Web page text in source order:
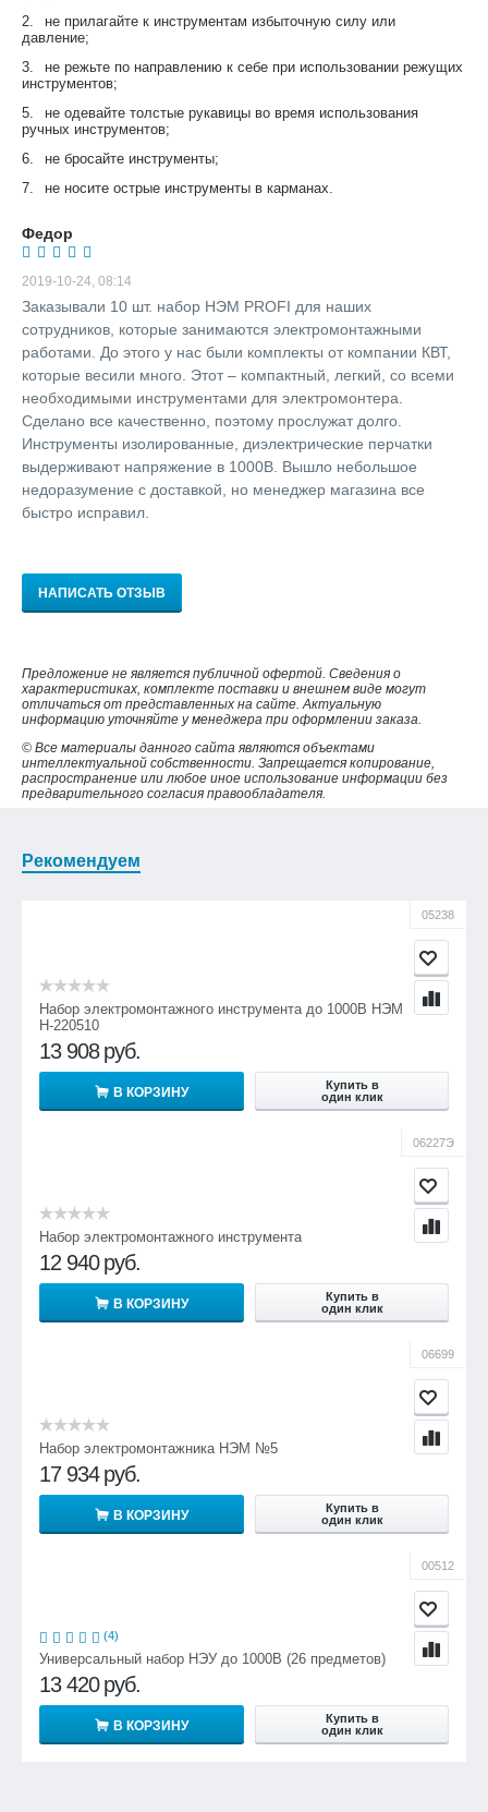
2.
не прилагайте к инструментам избыточную силу или
давление;
3.
не режьте по направлению к себе при использовании режущих
инструментов;
5.
не одевайте толстые рукавицы во время использования
ручных инструментов;
6.
не бросайте инструменты;
7.
не носите острые инструменты в карманах.
Федор
2019-10-24, 08:14
Заказывали 10 шт. набор НЭМ PROFI для наших
сотрудников, которые занимаются электромонтажными
работами. До этого у нас были комплекты от компании КВТ,
которые весили много. Этот – компактный, легкий, со всеми
необходимыми инструментами для электромонтера.
Сделано все качественно, поэтому прослужат долго.
Инструменты изолированные, диэлектрические перчатки
выдерживают напряжение в 1000В. Вышло небольшое
недоразумение с доставкой, но менеджер магазина все
быстро исправил.
НАПИСАТЬ ОТЗЫВ
Предложение не является публичной офертой. Сведения о
характеристиках, комплекте поставки и внешнем виде могут
отличаться от представленных на сайте. Актуальную
информацию уточняйте у менеджера при оформлении заказа.
© Все материалы данного сайта являются объектами
интеллектуальной собственности. Запрещается копирование,
распространение или любое иное использование информации без
предварительного согласия правообладателя.
Рекомендуем
05238
Набор электромонтажного инструмента до 1000В НЭМ
Н-220510
13 908 руб.
В КОРЗИНУ
Купить в
один клик
06227Э
Набор электромонтажного инструмента
12 940 руб.
В КОРЗИНУ
Купить в
один клик
06699
Набор электромонтажника НЭМ №5
17 934 руб.
В КОРЗИНУ
Купить в
один клик
00512
(4)
Универсальный набор НЭУ до 1000В (26 предметов)
13 420 руб.
В КОРЗИНУ
Купить в
один клик